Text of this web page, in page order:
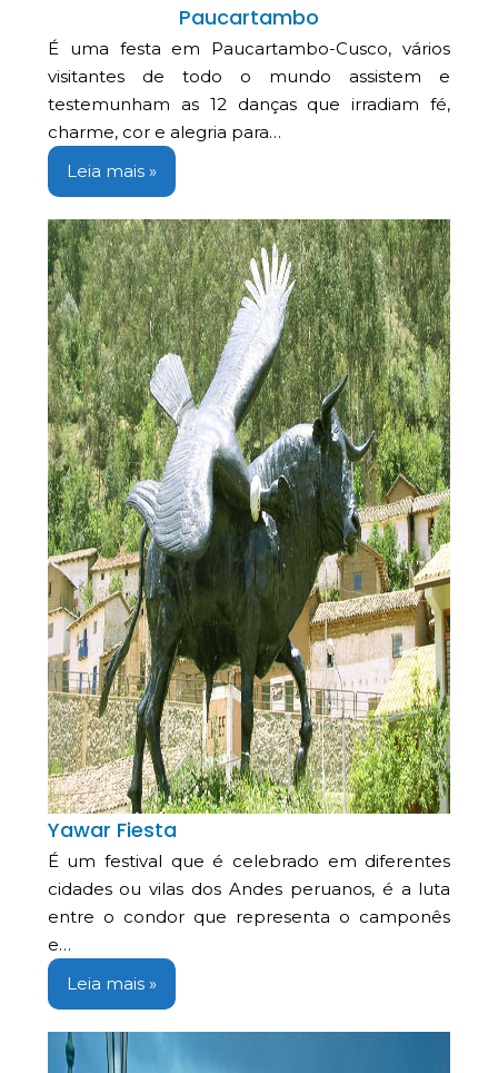
Paucartambo
É uma festa em Paucartambo-Cusco, vários
visitantes de todo o mundo assistem e
testemunham as 12 danças que irradiam fé,
charme, cor e alegria para…
Leia mais »
Yawar Fiesta
É um festival que é celebrado em diferentes
cidades ou vilas dos Andes peruanos, é a luta
entre o condor que representa o camponês
e…
Leia mais »